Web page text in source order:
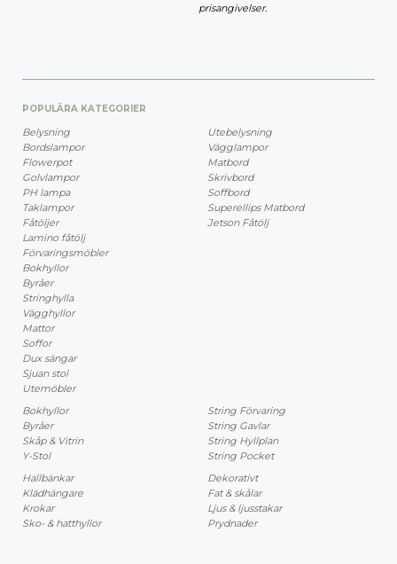
prisangivelser.
POPULÄRA KATEGORIER
Belysning
Bordslampor
Flowerpot
Golvlampor
PH lampa
Taklampor
Fåtöljer
Lamino fåtölj
Förvaringsmöbler
Bokhyllor
Byråer
Stringhylla
Vägghyllor
Mattor
Soffor
Dux sängar
Sjuan stol
Utemöbler
Utebelysning
Vägglampor
Matbord
Skrivbord
Soffbord
Superellips Matbord
Jetson Fåtölj
Bokhyllor
Byråer
Skåp & Vitrin
Y-Stol
String Förvaring
String Gavlar
String Hyllplan
String Pocket
Hallbänkar
Klädhängare
Krokar
Sko- & hatthyllor
Dekorativt
Fat & skålar
Ljus & ljusstakar
Prydnader